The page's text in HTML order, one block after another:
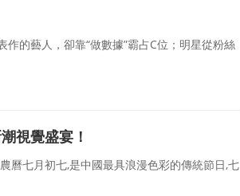
的藝人，卻靠“做數據”霸占C位；明星從粉絲
視覺盛宴！
曆七月初七,是中國最具浪漫色彩的傳統節日,七